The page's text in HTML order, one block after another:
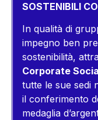
SOSTENIBILI
In qualità di
impegno ben
sostenibilità,
Corporate
tutte le sue sedi
il conferimento
medaglia